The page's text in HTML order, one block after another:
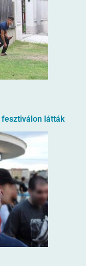
fesztiválon látták